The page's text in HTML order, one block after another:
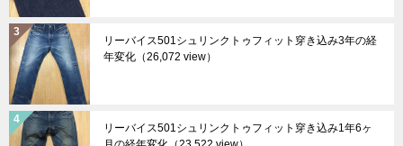
リーバイス501シュリンクトゥフィット穿き込み3年の経
年変化 （26,072 view）
リーバイス501シュリンクトゥフィット穿き込み1年6ヶ